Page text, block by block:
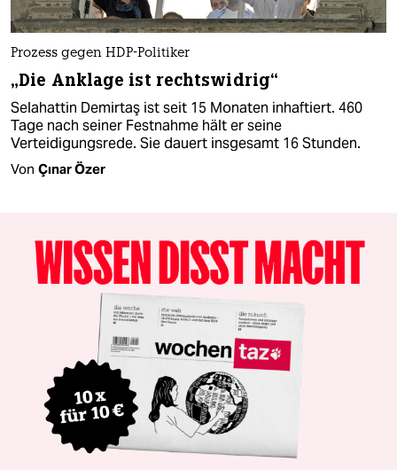
Prozess gegen HDP-Politiker
„Die Anklage ist rechtswidrig“
Selahattin Demirtaş ist seit 15 Monaten inhaftiert. 460
Tage nach seiner Festnahme hält er seine
Verteidigungsrede. Sie dauert insgesamt 16 Stunden.
Von Çınar Özer